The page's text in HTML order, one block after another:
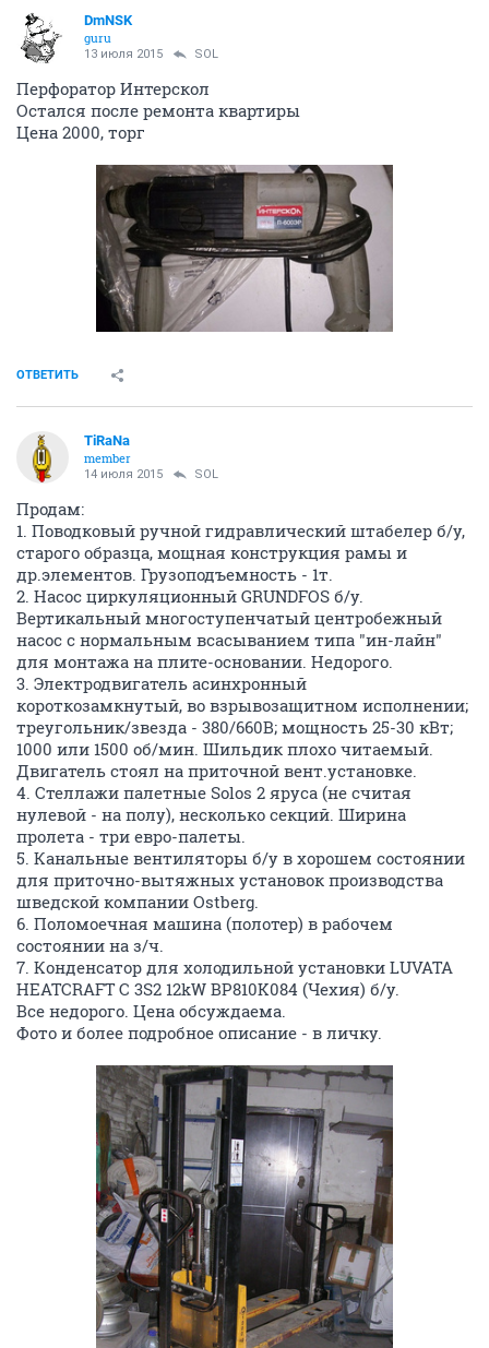
DmNSK
guru
13 июля 2015 SOL
Перфоратор Интерскол
Остался после ремонта квартиры
Цена 2000, торг
ОТВЕТИТЬ
TiRaNa
member
14 июля 2015 SOL
Продам:
1. Поводковый ручной гидравлический штабелер б/у,
старого образца, мощная конструкция рамы и
др.элементов. Грузоподъемность - 1т.
2. Насос циркуляционный GRUNDFOS б/у.
Вертикальный многоступенчатый центробежный
насос с нормальным всасыванием типа "ин-лайн"
для монтажа на плите-основании. Недорого.
3. Электродвигатель асинхронный
короткозамкнутый, во взрывозащитном исполнении;
треугольник/звезда - 380/660В; мощность 25-30 кВт;
1000 или 1500 об/мин. Шильдик плохо читаемый.
Двигатель стоял на приточной вент.установке.
4. Стеллажи палетные Solos 2 яруса (не считая
нулевой - на полу), несколько секций. Ширина
пролета - три евро-палеты.
5. Канальные вентиляторы б/у в хорошем состоянии
для приточно-вытяжных установок производства
шведской компании Ostberg.
6. Поломоечная машина (полотер) в рабочем
состоянии на з/ч.
7. Конденсатор для холодильной установки LUVATA
HEATCRAFT С 3S2 12kW BP810K084 (Чехия) б/у.
Все недорого. Цена обсуждаема.
Фото и более подробное описание - в личку.